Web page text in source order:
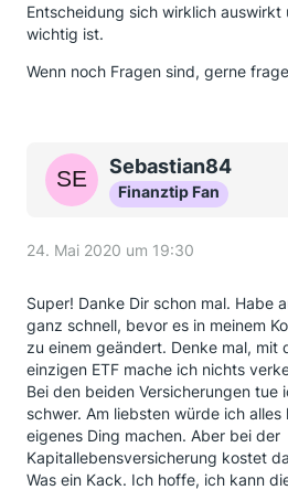
Entscheidung sich wirklich
wichtig ist.
Wenn noch Fragen sind, gerne
Sebastian84
Finanztip Fan
24. Mai 2020 um 19:30
Super! Danke Dir schon mal. Habe
ganz schnell, bevor es in meinem
zu einem geändert. Denke mal, mit
einzigen ETF mache ich nichts
Bei den beiden Versicherungen tue
schwer. Am liebsten würde ich
eigenes Ding machen. Aber bei der
Kapitallebensversicherung kostet
Was ein Kack. Ich hoffe, ich kann